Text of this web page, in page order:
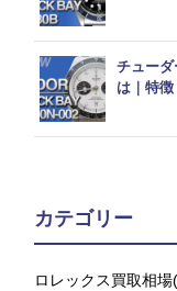
チューダ
は｜特
カテゴリー
ロレックス買取相場